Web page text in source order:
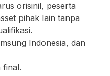
orisinil, peserta
pihak lain tanpa
Indonesia, dan
final.